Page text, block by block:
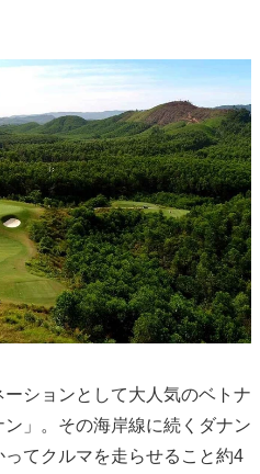
ションとして大人気のベトナ
」。その海岸線に続くダナン
てクルマを走らせること約4